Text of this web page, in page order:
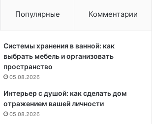
Популярные Комментарии
Системы хранения в ванной: как
выбрать мебель и организовать
пространство
05.08.2026
Интерьер с душой: как сделать дом
отражением вашей личности
05.08.2026